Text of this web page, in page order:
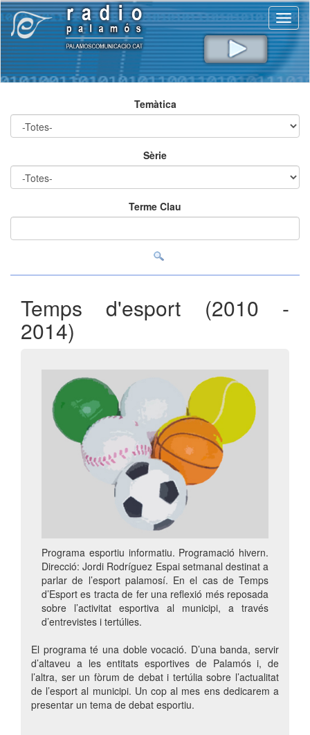
Temàtica
Sèrie
Terme Clau
Temps d'esport (2010 -
2014)
Programa esportiu informatiu. Programació hivern.
Direcció: Jordi Rodríguez Espai setmanal destinat a
parlar de l’esport palamosí. En el cas de Temps
d’Esport es tracta de fer una reflexió més reposada
sobre l’activitat esportiva al municipi, a través
d’entrevistes i tertúlies.
El programa té una doble vocació. D’una banda, servir
d’altaveu a les entitats esportives de Palamós i, de
l’altra, ser un fòrum de debat i tertúlia sobre l’actualitat
de l’esport al municipi. Un cop al mes ens dedicarem a
presentar un tema de debat esportiu.